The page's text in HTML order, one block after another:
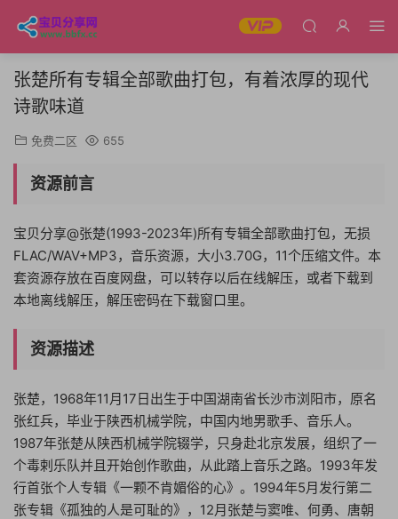
张楚所有专辑全部歌曲打包，有着浓厚的现代
诗歌味道
免费二区 655
资源前言
宝贝分享@张楚(1993-2023年)所有专辑全部歌曲打包，无损
FLAC/WAV+MP3，音乐资源，大小3.70G，11个压缩文件。本
套资源存放在百度网盘，可以转存以后在线解压，或者下载到
本地离线解压，解压密码在下载窗口里。
资源描述
张楚，1968年11月17日出生于中国湖南省长沙市浏阳市，原名
张红兵，毕业于陕西机械学院，中国内地男歌手、音乐人。
1987年张楚从陕西机械学院辍学，只身赴北京发展，组织了一
个毒剌乐队并且开始创作歌曲，从此踏上音乐之路。1993年发
行首张个人专辑《一颗不肯媚俗的心》。1994年5月发行第二
张专辑《孤独的人是可耻的》，12月张楚与窦唯、何勇、唐朝